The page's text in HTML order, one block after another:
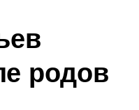
родов